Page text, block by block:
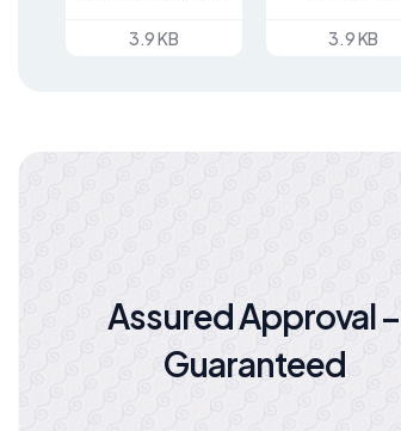
3.9 KB 3.9 KB
Assured Approval –
Guaranteed